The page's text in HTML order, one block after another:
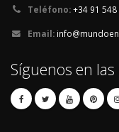
Teléfono:+34 91 548
Email:
Síguenos en las